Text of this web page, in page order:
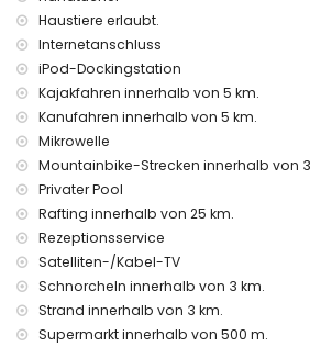
Tischtennis
Einrichtungen und Dienstleistungen
Flughafentransfer
Zustellbett und Kinderbetten/
Anfrage)
Unterhaltungs- und Freizeitaktivitäten
Jávea, Costa Blanca
Kino, Theater, Bar und Promenade
von 5 Kilometern vom Haus)
Sehenswürdigkeiten und Kultur in
Museum (Histórico de Jávea), Ruine
Jávea) und architektonisches
Jávea) (innerhalb von 5 Kilometern
Haustiere erlaubt.
Internetanschluss
iPod-Dockingstation
Kajakfahren innerhalb von 5 km.
Kanufahren innerhalb von 5 km.
Mikrowelle
Mountainbike-Strecken innerhalb von
Privater Pool
Rafting innerhalb von 25 km.
Rezeptionsservice
Satelliten-/Kabel-TV
Schnorcheln innerhalb von 3 km.
Strand innerhalb von 3 km.
Supermarkt innerhalb von 500 m.